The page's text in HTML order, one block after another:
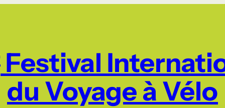
Festival
du Voyage à Vélo